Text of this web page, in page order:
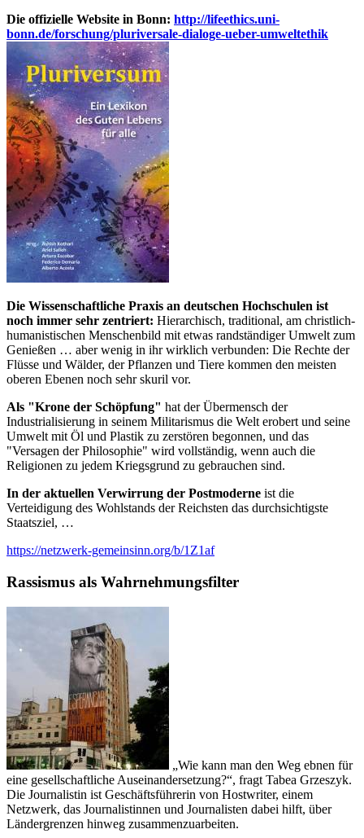
Die offizielle Website in Bonn: http://lifeethics.uni-
bonn.de/forschung/pluriversale-dialoge-ueber-umweltethik
Die Wissenschaftliche Praxis an deutschen Hochschulen ist
noch immer sehr zentriert: Hierarchisch, traditional, am christlich-
humanistischen Menschenbild mit etwas randständiger Umwelt zum
Genießen … aber wenig in ihr wirklich verbunden: Die Rechte der
Flüsse und Wälder, der Pflanzen und Tiere kommen den meisten
oberen Ebenen noch sehr skuril vor.
Als "Krone der Schöpfung" hat der Übermensch der
Industrialisierung in seinem Militarismus die Welt erobert und seine
Umwelt mit Öl und Plastik zu zerstören begonnen, und das
"Versagen der Philosophie" wird vollständig, wenn auch die
Religionen zu jedem Kriegsgrund zu gebrauchen sind.
In der aktuellen Verwirrung der Postmoderne ist die
Verteidigung des Wohlstands der Reichsten das durchsichtigste
Staatsziel, …
https://netzwerk-gemeinsinn.org/b/1Z1af
Rassismus als Wahrnehmungsfilter
„Wie kann man den Weg ebnen für
eine gesellschaftliche Auseinandersetzung?“, fragt Tabea Grzeszyk.
Die Journalistin ist Geschäftsführerin von Hostwriter, einem
Netzwerk, das Journalistinnen und Journalisten dabei hilft, über
Ländergrenzen hinweg zusammenzuarbeiten.